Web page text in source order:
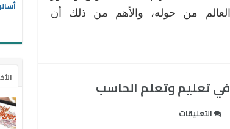
العالم من حوله، والأهم من ذلك أن
في تعليم وتعلم الحاسب
التعليقات